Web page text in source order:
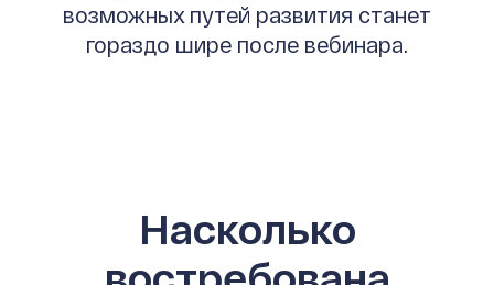
возможных путей развития станет
гораздо шире после вебинара.
Насколько